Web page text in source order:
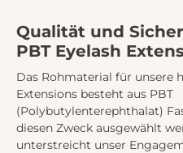
Qualität und
PBT Eyelash
Das Rohmaterial für unsere
Extensions besteht aus PBT
(Polybutylenterephthalat)
diesen Zweck ausgewählt
unterstreicht unser